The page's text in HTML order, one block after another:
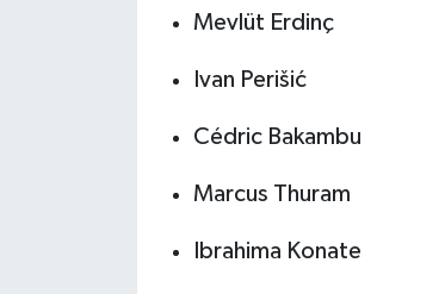
Mevlüt Erdinç
Ivan Perišić
Cédric Bakambu
Marcus Thuram
Ibrahima Konate